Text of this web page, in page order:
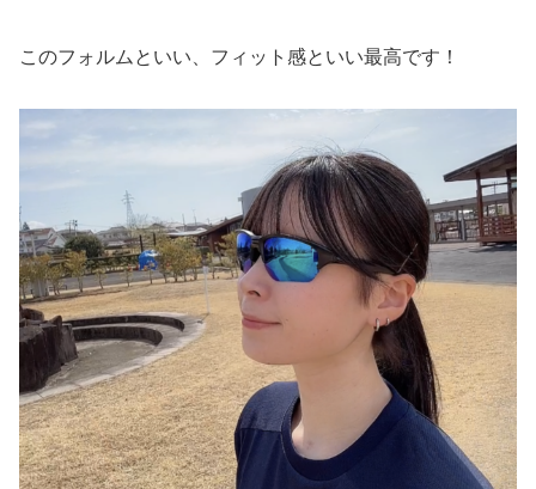
このフォルムといい、フィット感といい最高です！